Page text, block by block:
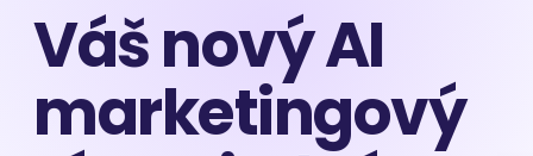
Váš nový AI
marketingový